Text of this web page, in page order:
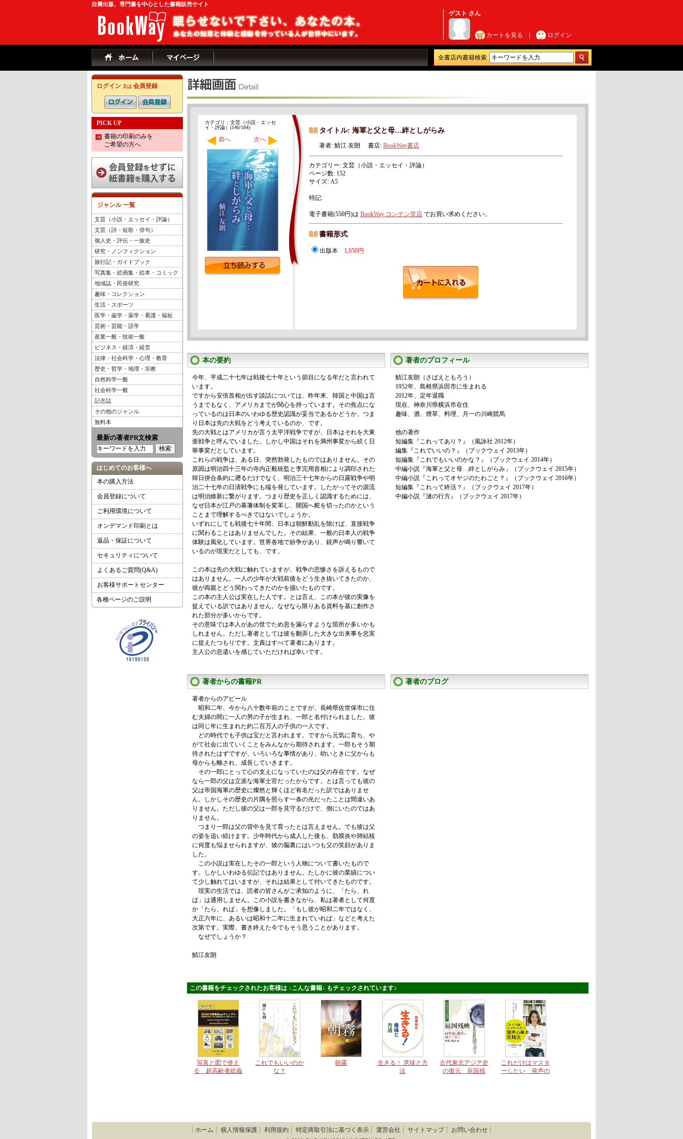
自費出版、専門書を中心とした書籍販売サイト
ゲスト さん
カートを見る ログイン
全書店内書籍検索
ログイン 又は 会員登録
PICK UP
書籍の印刷のみを
ご希望の方へ
ジャンル 一覧
文芸（小説・エッセイ・評論）
文芸（詩・短歌・俳句）
個人史・評伝・一族史
研究・ノンフィクション
旅行記・ガイドブック
写真集・絵画集・絵本・コミック
地域誌・民俗研究
趣味・コレクション
生活・スポーツ
医学・歯学・薬学・看護・福祉
芸術・芸能・語学
産業一般・技術一般
ビジネス・経済・経営
法律・社会科学・心理・教育
歴史・哲学・地理・宗教
自然科学一般
社会科学一般
記念誌
その他のジャンル
無料本
最新の著者PR文検索
はじめてのお客様へ
本の購入方法
会員登録について
ご利用環境について
オンデマンド印刷とは
返品・保証について
セキュリティについて
よくあるご質問(Q&A)
お客様サポートセンター
各種ページのご説明
カテゴリ：文芸（小説・エッセ
イ・評論）(140/184)
前へ 次へ
タイトル: 海軍と父と母…絆としがらみ
著者: 鯖江 友朗 書店: BookWay書店
カテゴリー: 文芸（小説・エッセイ・評論）
ページ数: 152
サイズ: A5
特記:
電子書籍(550円)は BookWay コンテン堂店 でお買い求めください。
書籍形式
出版本 1,650円
本の要約
今年、平成二十七年は戦後七十年という節目になる年だと言われて
います。
ですから安倍首相が出す談話については、昨年来、韓国と中国は言
うまでもなく、アメリカまでが関心を持っています。その焦点にな
っているのは日本のいわゆる歴史認識が妥当であるかどうか、つま
り日本は先の大戦をどう考えているのか、です。
先の大戦とはアメリカが言う太平洋戦争ですが、日本はそれを大東
亜戦争と呼んでいました。しかし中国はそれを満州事変から続く日
華事変だとしています。
これらの戦争は、ある日、突然勃発したものではありません。その
原因は明治四十三年の寺内正毅統監と李完用首相により調印された
韓日併合条約に遡るだけでなく、明治三十七年からの日露戦争や明
治二十七年の日清戦争にも端を発しています。したがってその源流
は明治維新に繋がります。つまり歴史を正しく認識するためには、
なぜ日本が江戸の幕藩体制を変革し、開国へ舵を切ったのかという
ことまで理解するべきではないでしょうか。
いずれにしても戦後七十年間、日本は朝鮮動乱を除けば、直接戦争
に関わることはありませんでした。その結果、一般の日本人の戦争
体験は風化しています。世界各地で紛争があり、銃声が鳴り響いて
いるのが現実だとしても、です。
この本は先の大戦に触れていますが、戦争の悲惨さを訴えるもので
はありません。一人の少年が大戦前後をどう生き抜いてきたのか、
彼が両親とどう関わってきたのかを描いたものです。
この本の主人公は実在した人です。とは言え、この本が彼の実像を
捉えている訳ではありません。なぜなら限りある資料を基に創作さ
れた部分が多いからです。
その意味では本人があの世でため息を漏らすような箇所が多いかも
しれません。ただし著者としては彼を翻弄した大きな出来事を忠実
に捉えたつもりです。文責はすべて著者にあります。
主人公の息遣いを感じていただければ幸いです。
著者のプロフィール
鯖江友朗（さばえともろう）
1952年、島根県浜田市に生まれる
2012年、定年退職
現在、神奈川県横浜市在住
趣味、酒、煙草、料理、月一の川崎競馬
他の著作
短編集『これってあり？』（風詠社 2012年）
編集『これでいいの？』（ブックウェイ 2013年）
短編集『これでもいいのかな？』（ブックウェイ 2014年）
中編小説『海軍と父と母…絆としがらみ」（ブックウェイ 2015年）
中編小説『これってオヤジのたわごと？』（ブックウェイ 2016年）
短編集『これって終活？』（ブックウェイ 2017年）
中編小説『漣の行方』（ブックウェイ 2017年）
著者からの書籍PR
著者からのアピール
昭和二年、今から八十数年前のことですが、長崎県佐世保市に住
む夫婦の間に一人の男の子が生まれ、一郎と名付けられました。彼
は同じ年に生まれた約二百万人の子供の一人です。
どの時代でも子供は宝だと言われます。ですから元気に育ち、や
がて社会に出ていくことをみんなから期待されます。一郎もそう期
待されたはずですが、いろいろな事情があり、幼いときに父からも
母からも離され、成長していきます。
その一郎にとって心の支えになっていたのは父の存在です。なぜ
なら一郎の父は立派な海軍士官だったからです。とは言っても彼の
父は帝国海軍の歴史に燦然と輝くほど有名だった訳ではありませ
ん。しかしその歴史の片隅を照らす一条の光だったことは間違いあ
りません。ただし彼の父は一郎を見守るだけで、側にいたのではあ
りません。
つまり一郎は父の背中を見て育ったとは言えません。でも彼は父
の姿を追い続けます。少年時代から成人した後も、肋膜炎や肺結核
に何度も悩ませられますが、彼の脳裏にはいつも父の笑顔がありま
した。
この小説は実在したその一郎という人物について書いたもので
す。しかしいわゆる伝記ではありません。たしかに彼の業績につい
て少し触れてはいますが、それは結果として付いてきたものです。
現実の生活では、読者の皆さんがご承知のように、「たら、れ
ば」は通用しません。この小説を書きながら、私は著者として何度
か「たら、れば」を想像しました。「もし彼が昭和二年ではなく、
大正六年に、あるいは昭和十二年に生まれていれば」などと考えた
次第です。実際、書き終えた今でもそう思うことがあります。
なぜでしょうか？
鯖江友朗
著者のブログ
この書籍をチェックされたお客様は ↓こんな書籍↓ もチェックされています♪
写真と図で使え
る 超高齢者総義
これでもいいのか
な？
朝霧
生きる！ 意味と方
法
古代東北アジア史
の復元 辰国残
これだけはマスタ
ーしたい 発声の
ホーム 個人情報保護 利用規約 特定商取引法に基づく表示 運営会社 サイトマップ お問い合わせ